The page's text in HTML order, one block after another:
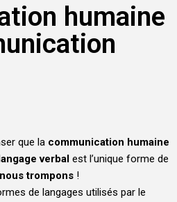
humaine
que la communication humaine
verbal est l’unique forme de
trompons !
de langages utilisés par le